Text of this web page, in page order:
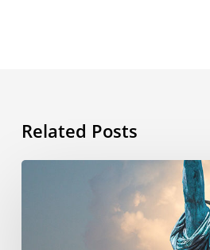
Related Posts